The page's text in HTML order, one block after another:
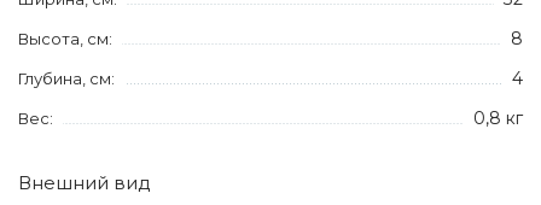
Высота, см: 8
Глубина, см: 4
Вес: 0,8 кг
Внешний вид